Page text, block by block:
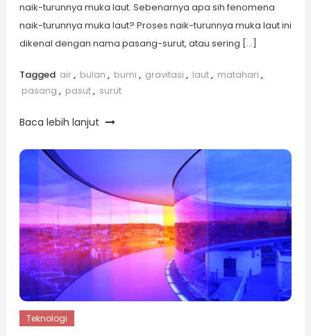
naik-turunnya muka laut. Sebenarnya apa sih fenomena
naik-turunnya muka laut? Proses naik-turunnya muka laut ini
dikenal dengan nama pasang-surut, atau sering […]
Tagged air, bulan , bumi , gravitasi , laut, matahari ,
pasang , pasut, surut
Baca lebih lanjut
Teknologi